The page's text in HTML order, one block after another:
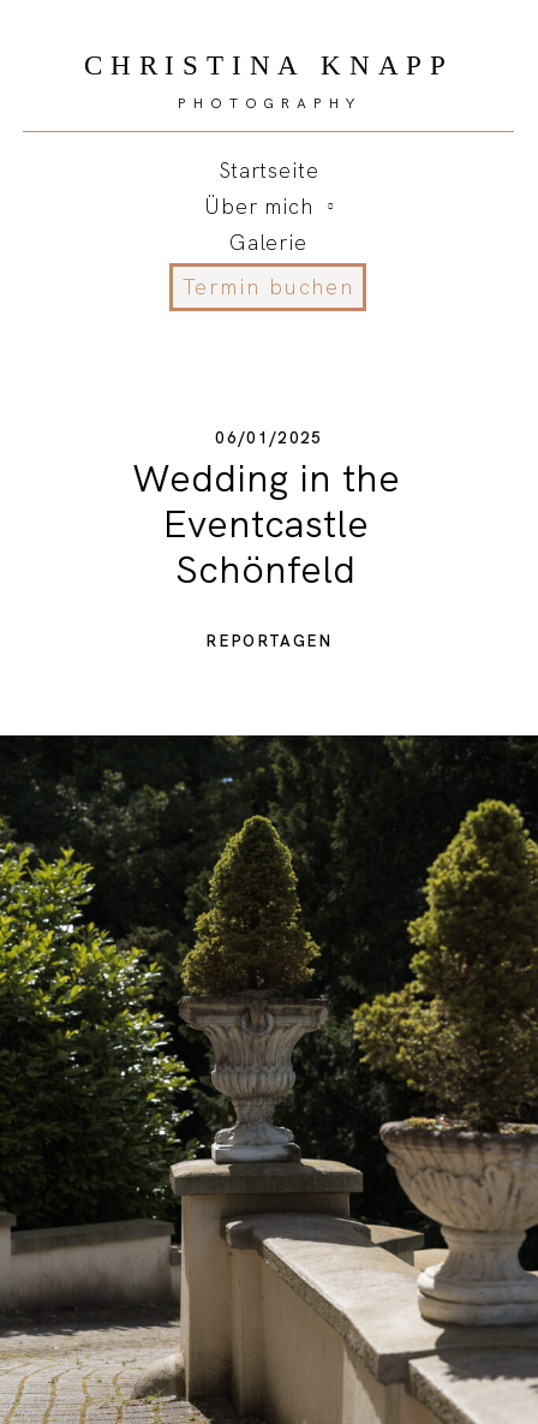
Termin buchen
CHRISTINA KNAPP
Startseite
Über mich
Galerie
PHOTOGRAPHY
06/01/2025
Wedding in the
Eventcastle
Schönfeld
REPORTAGEN